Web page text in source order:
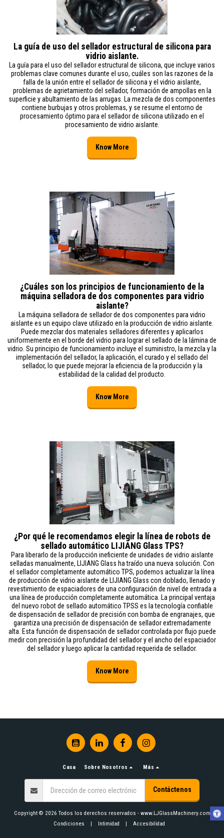
La guía de uso del sellador estructural de silicona para
vidrio aislante.
La guía para el uso del sellador estructural de silicona, que incluye varios
problemas clave comunes durante el uso, cuáles son las razones de la
falla de la unión entre el sellador de silicona y el vidrio aislante,
problemas de agrietamiento del sellador, formación de ampollas en la
superficie y abultamiento de las arrugas. La mezcla de dos componentes
contiene burbujas y otros problemas, y se resume el entorno de
procesamiento óptimo para el sellador de silicona utilizado en el
procesamiento de vidrio aislante.
Know More
¿Cuáles son los principios de funcionamiento de la
máquina selladora de dos componentes para vidrio
aislante?
La máquina selladora de sellador de dos componentes para vidrio
aislante es un equipo clave utilizado en la producción de vidrio aislante.
Puede mezclar dos materiales selladores diferentes y aplicarlos
uniformemente en el borde del vidrio para lograr el sellado de la lámina de
vidrio. Su principio de funcionamiento incluye el suministro, la mezcla y la
implementación del sellador, la aplicación, el curado y el sellado del
sellador, lo que puede mejorar la eficiencia de la producción y la
estabilidad de la calidad del producto.
Know More
¿Por qué le recomendamos elegir la línea de robots de
sellado automático LIJIANG Glass TPS?
Para liberarlo de la producción ineficiente de unidades de vidrio aislante
selladas manualmente, LIJIANG Glass ha traído una nueva solución. Con
el sellador completamente automático TPS, podemos actualizar la línea
de producción de vidrio aislante de LIJIANG Glass con doblado, llenado y
revestimiento de espaciadores de una configuración de nivel de entrada a
una línea de producción completamente automática. La principal ventaja
del nuevo robot de sellado automático TPSS es la tecnología confiable
de dispensación de sellador de precisión con bomba de engranajes, que
garantiza una precisión de dispensación de sellador extremadamente
alta. Esta función de dispensación de sellador controlada por flujo puede
medir con precisión la profundidad del sellador y el ancho del espaciador
del sellador y luego aplicar la cantidad requerida de sellador.
Know More
Casa Sobre Nosotros Más
Contáctenos
Copyright © 2026 Todos los derechos reservados - www.LJGlassMachinery.com
Condiciones | Intimidad | Accesibilidad